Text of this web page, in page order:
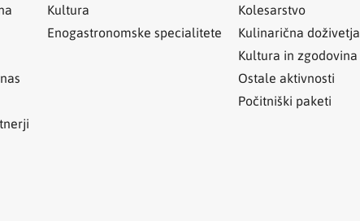
Kultura
Enogastronomske specialitete
Kolesarstvo
Kulinarična doživetja
Kultura in zgodovina
Ostale aktivnosti
Počitniški paketi